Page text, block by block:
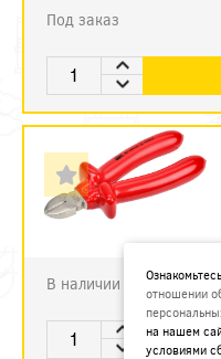
Под заказ
В наличии
отношении
на нашем
условиями